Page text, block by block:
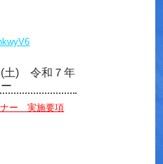
(土) 令和７年
ナー 実施要項